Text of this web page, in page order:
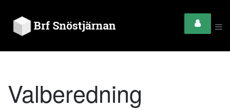
Valberedning